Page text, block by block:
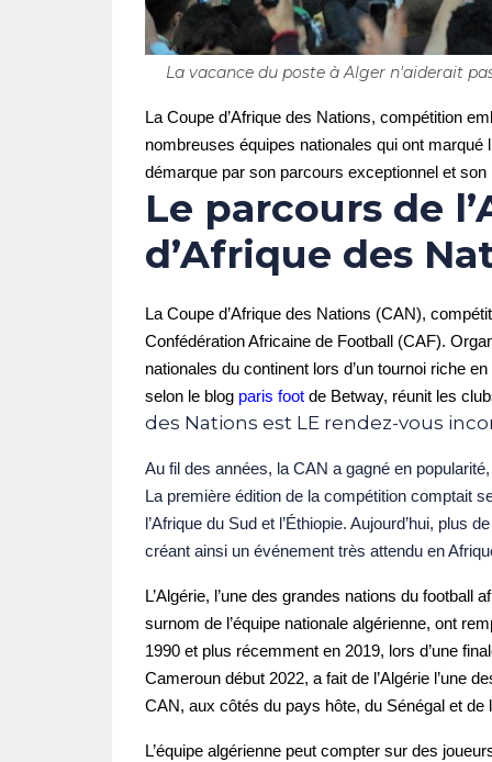
La vacance du poste à Alger n'aiderait
La Coupe d’Afrique des Nations, compétition
nombreuses équipes nationales qui ont marqué
démarque par son parcours exceptionnel et
Le parcours de
d’Afrique des
La Coupe d’Afrique des Nations (CAN),
Confédération Africaine de Football (CAF).
nationales du continent lors d’un tournoi riche
selon le blog paris foot de Betway, réunit les
des Nations est LE rendez-vous
Au fil des années, la CAN a gagné en
La première édition de la compétition comptait
l’Afrique du Sud et l’Éthiopie. Aujourd’hui, plus
créant ainsi un événement très attendu en
L’Algérie, l’une des grandes nations du football
surnom de l’équipe nationale algérienne, ont
1990 et plus récemment en 2019, lors d’une
Cameroun début 2022, a fait de l’Algérie l’une
CAN, aux côtés du pays hôte, du Sénégal et de
L’équipe algérienne peut compter sur des